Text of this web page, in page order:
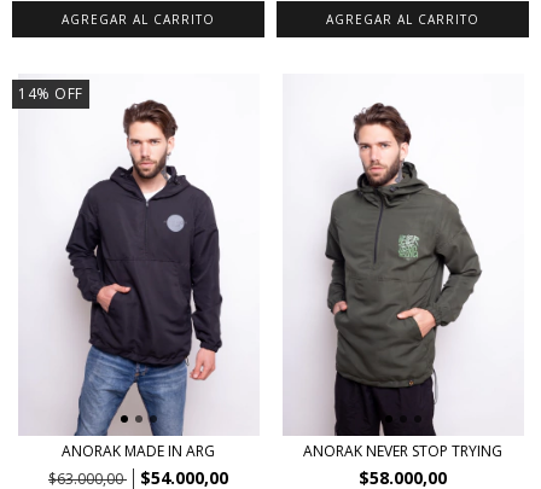
AGREGAR AL CARRITO AGREGAR AL CARRITO
14% OFF
ANORAK MADE IN ARG
$63.000,00
$54.000,00
ANORAK NEVER STOP TRYING
$58.000,00